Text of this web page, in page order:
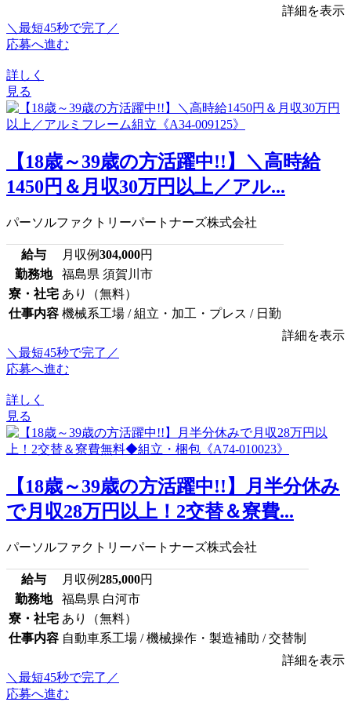
詳細を表示
＼最短45秒で完了／
応募へ進む
詳しく
見る
【18歳～39歳の方活躍中!!】＼高時給
1450円＆月収30万円以上／アル...
パーソルファクトリーパートナーズ株式会社
給与 月収例304,000円
勤務地
福島県 須賀川市
寮・社宅 あり（無料）
仕事内容 機械系工場 / 組立・加工・プレス / 日勤
詳細を表示
＼最短45秒で完了／
応募へ進む
詳しく
見る
【18歳～39歳の方活躍中!!】月半分休み
で月収28万円以上！2交替＆寮費...
パーソルファクトリーパートナーズ株式会社
給与 月収例285,000円
勤務地
福島県 白河市
寮・社宅 あり（無料）
仕事内容 自動車系工場 / 機械操作・製造補助 / 交替制
詳細を表示
＼最短45秒で完了／
応募へ進む